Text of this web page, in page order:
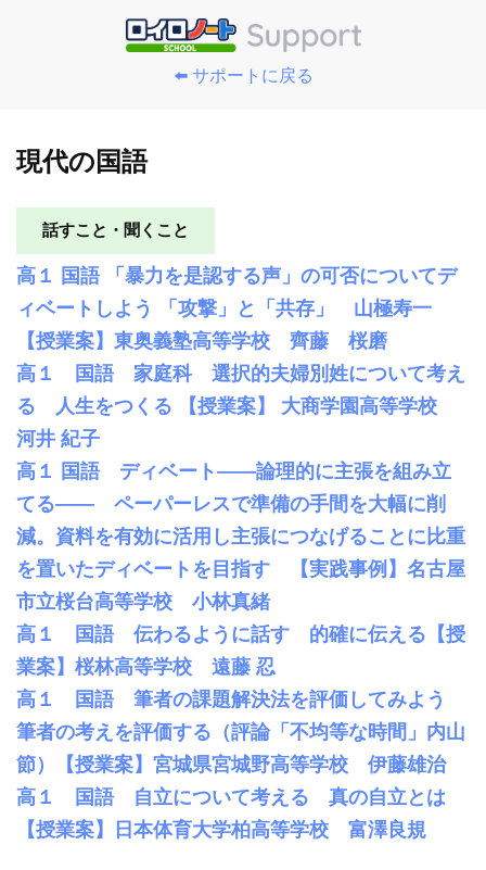
⬅️ サポートに戻る
現代の国語
話すこと・聞くこと
高１ 国語 「暴力を是認する声」の可否についてデ
ィベートしよう 「攻撃」と「共存」 山極寿一
【授業案】東奥義塾高等学校 齊藤 桜磨
高１ 国語 家庭科 選択的夫婦別姓について考え
る 人生をつくる 【授業案】 大商学園高等学校
河井 紀子
高１ 国語 ディベート――論理的に主張を組み立
てる―― ペーパーレスで準備の手間を大幅に削
減。資料を有効に活用し主張につなげることに比重
を置いたディベートを目指す 【実践事例】名古屋
市立桜台高等学校 小林真緒
高１ 国語 伝わるように話す 的確に伝える【授
業案】桜林高等学校 遠藤 忍
高１ 国語 筆者の課題解決法を評価してみよう
筆者の考えを評価する（評論「不均等な時間」内山
節）【授業案】宮城県宮城野高等学校 伊藤雄治
高１ 国語 自立について考える 真の自立とは
【授業案】日本体育大学柏高等学校 富澤良規